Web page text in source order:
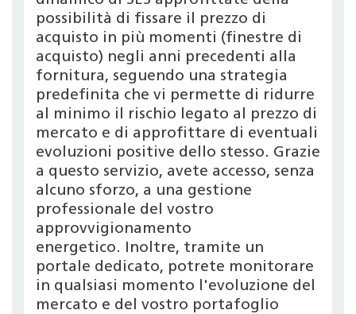
possibilità di fissare il prezzo di
acquisto in più momenti (finestre di
acquisto) negli anni precedenti alla
fornitura, seguendo una strategia
predefinita che vi permette di ridurre
al minimo il rischio legato al prezzo di
mercato e di approfittare di eventuali
evoluzioni positive dello stesso. Grazie
a questo servizio, avete accesso, senza
alcuno sforzo, a una gestione
professionale del vostro
approvvigionamento
energetico. Inoltre, tramite un
portale dedicato, potrete monitorare
in qualsiasi momento l'evoluzione del
mercato e del vostro portafoglio